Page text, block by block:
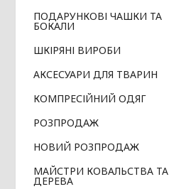
ПОДАРУНКОВІ ЧАШКИ ТА
БОКАЛИ
ШКІРЯНІ ВИРОБИ
АКСЕСУАРИ ДЛЯ ТВАРИН
КОМПРЕСІЙНИЙ ОДЯГ
РОЗПРОДАЖ
НОВИЙ РОЗПРОДАЖ
МАЙСТРИ КОВАЛЬСТВА ТА
ДЕРЕВА